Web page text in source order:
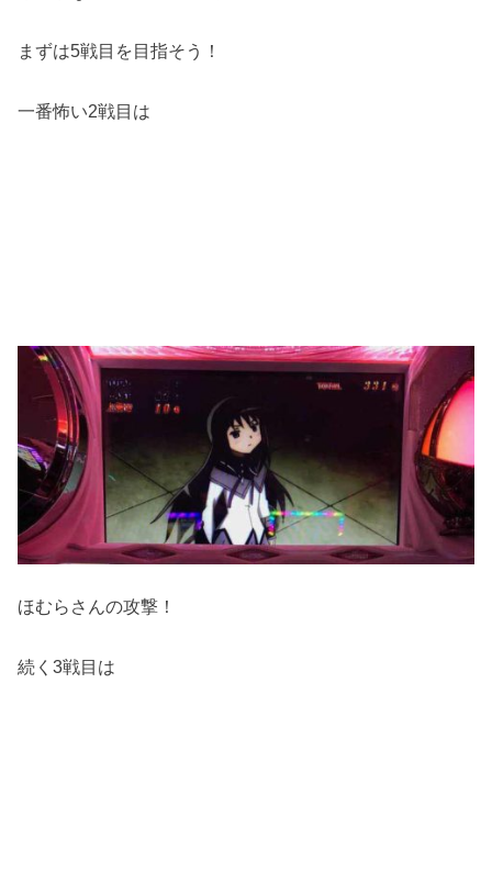
まずは5戦目を目指そう！
一番怖い2戦目は
ほむらさんの攻撃！
続く3戦目は